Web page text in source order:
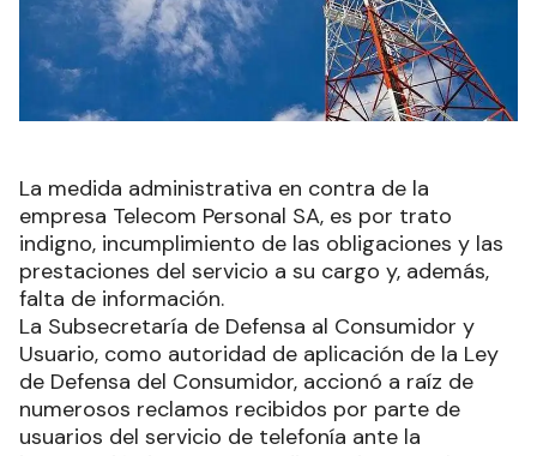
La medida administrativa en contra de la
empresa Telecom Personal SA, es por trato
indigno, incumplimiento de las obligaciones y las
prestaciones del servicio a su cargo y, además,
falta de información.
La Subsecretaría de Defensa al Consumidor y
Usuario, como autoridad de aplicación de la Ley
de Defensa del Consumidor, accionó a raíz de
numerosos reclamos recibidos por parte de
usuarios del servicio de telefonía ante la